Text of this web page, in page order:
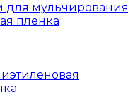
для мульчирования
пленка